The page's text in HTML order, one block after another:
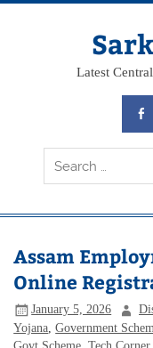
Skip
Latest
Assam
Online
January 5, 2026
Yojana ,Government